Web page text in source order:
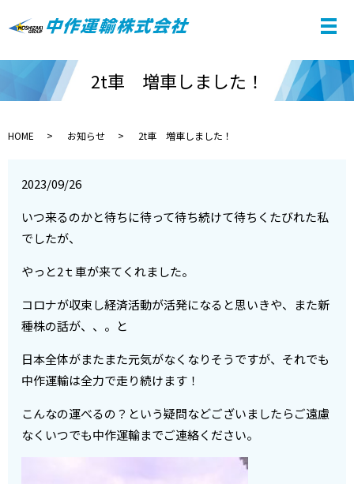
2t車 増車しました！
HOME お知らせ 2t車 増車しました！
2023/09/26
いつ来るのかと待ちに待って待ち続けて待ちくたびれた私
でしたが、
やっと2ｔ車が来てくれました。
コロナが収束し経済活動が活発になると思いきや、また新
種株の話が、、。と
日本全体がまたまた元気がなくなりそうですが、それでも
中作運輸は全力で走り続けます！
こんなの運べるの？という疑問などございましたらご遠慮
なくいつでも中作運輸までご連絡ください。